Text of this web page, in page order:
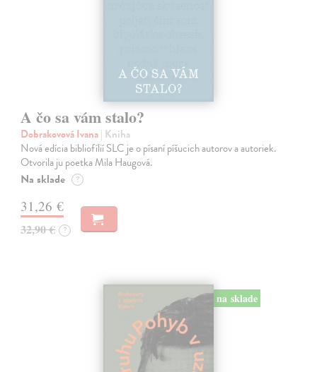
A čo sa vám stalo?
Dobrakovová Ivana| Kniha
Nová edícia bibliofílií SLC je o písaní píšucich autorov a autoriek.
Otvorila ju poetka Mila Haugová.
Na sklade ?
31,26 €
32,90 € ?
na sklade